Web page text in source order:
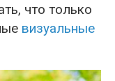
что только
визуальные